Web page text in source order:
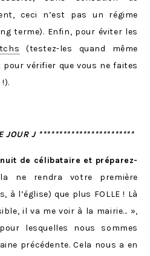
ceci n’est pas un régime
terme). Enfin, pour éviter les
(testez-les quand même
vérifier que vous ne faites
JOUR J ************************
de célibataire et préparez-
ne rendra votre première
à l’église) que plus FOLLE ! Là
il va me voir à la mairie… »,
lesquelles nous sommes
précédente. Cela nous a en